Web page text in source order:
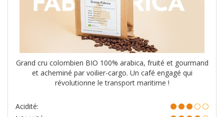
Grand cru colombien BIO 100% arabica, fruité et gourmand
et acheminé par voilier-cargo. Un café engagé qui
révolutionne le transport maritime !
Acidité: